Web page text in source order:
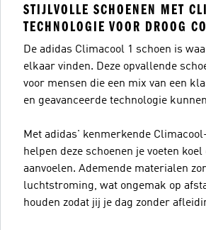
STIJLVOLLE SCHOENEN MET
TECHNOLOGIE VOOR DROOG
De adidas Climacool 1 schoen is
elkaar vinden. Deze opvallende
voor mensen die een mix van een
en geavanceerde technologie
Met adidas' kenmerkende
helpen deze schoenen je voeten
aanvoelen. Ademende materialen
luchtstroming, wat ongemak op
houden zodat jij je dag zonder